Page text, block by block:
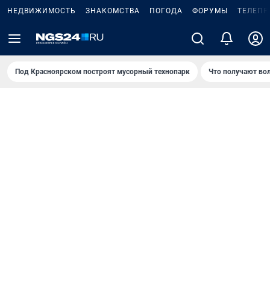
НЕДВИЖИМОСТЬ ЗНАКОМСТВА ПОГОДА ФОРУМЫ
Под Крaсноярском построят мусорный технопарк Что получают